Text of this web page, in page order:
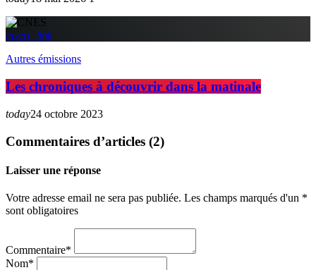
insert_link
Autres émissions
Les chroniques à découvrir dans la matinale
today24 octobre 2023
Commentaires d’articles (2)
Laisser une réponse
Votre adresse email ne sera pas publiée. Les champs marqués d'un *
sont obligatoires
Commentaire*
Nom*